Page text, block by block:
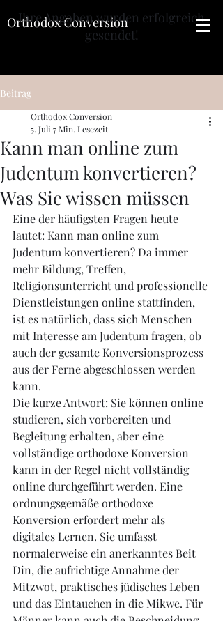
Orthodox Conversion
Ihre Angaben wurden erfolgreich
gesendet!
Beitrag
Kann man online zum
Judentum konvertieren?
Was Sie wissen müssen
Orthodox Conversion
5. Juli 7 Min. Lesezeit
Eine der häufigsten Fragen heute
lautet: Kann man online zum
Judentum konvertieren? Da immer
mehr Bildung, Treffen,
Religionsunterricht und professionelle
Dienstleistungen online stattfinden,
ist es natürlich, dass sich Menschen
mit Interesse am Judentum fragen, ob
auch der gesamte Konversionsprozess
aus der Ferne abgeschlossen werden
kann.
Die kurze Antwort: Sie können online
studieren, sich vorbereiten und
Begleitung erhalten, aber eine
vollständige orthodoxe Konversion
kann in der Regel nicht vollständig
online durchgeführt werden. Eine
ordnungsgemäße orthodoxe
Konversion erfordert mehr als
digitales Lernen. Sie umfasst
normalerweise ein anerkanntes Beit
Din, die aufrichtige Annahme der
Mitzwot, praktisches jüdisches Leben
und das Eintauchen in die Mikwe. Für